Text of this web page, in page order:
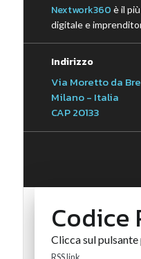
Nextwork360 è il
digitale e
Indirizzo
Via Moretto da
Milano - Italia
CAP 20133
Codice
Clicca sul